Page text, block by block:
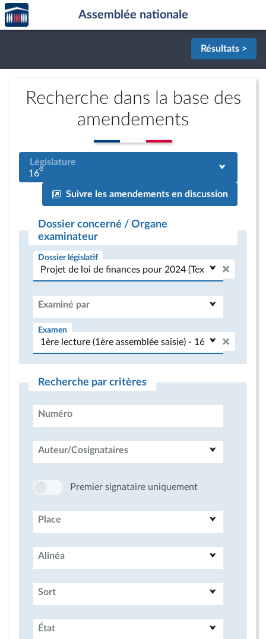
Aller au contenu
Aller en bas de la page
Accèder
à la
page
Assemblée nationale
Résultats >
Recherche dans la base des
amendements
Législature
16e
Suivre les amendements en discussion
Dossier concerné / Organe
examinateur
Dossier législatif
Examiné par
Examen
Recherche par critères
Numéro
Auteur/Cosignataires
Premier signataire uniquement
Place
Alinéa
Sort
État